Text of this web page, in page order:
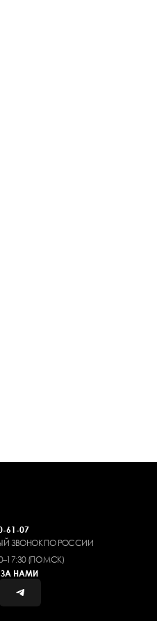
61-07
ЗВОНОК ПО РОССИИ
(ПО МСК)
ЗА НАМИ